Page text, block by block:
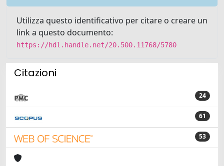
Utilizza questo identificativo per citare o creare un
link a questo documento:
https://hdl.handle.net/20.500.11768/5780
Citazioni
24
61
53